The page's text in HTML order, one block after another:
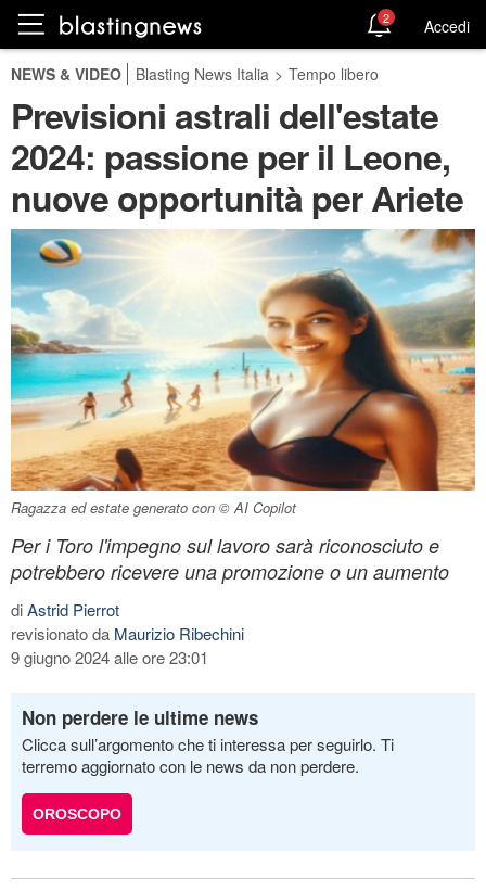
2 Accedi
NEWS & VIDEO Blasting News Italia > Tempo libero
Previsioni astrali dell'estate
2024: passione per il Leone,
nuove opportunità per Ariete
Ragazza ed estate generato con © AI Copilot
Per i Toro l'impegno sul lavoro sarà riconosciuto e
potrebbero ricevere una promozione o un aumento
diAstrid Pierrot
revisionato da Maurizio Ribechini
9 giugno 2024 alle ore 23:01
Non perdere le ultime news
Clicca sull’argomento che ti interessa per seguirlo. Ti
terremo aggiornato con le news da non perdere.
OROSCOPO